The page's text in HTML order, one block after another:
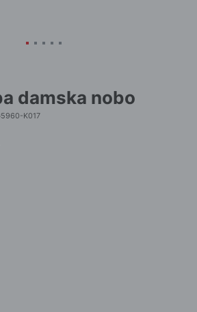
damska nobo
K017